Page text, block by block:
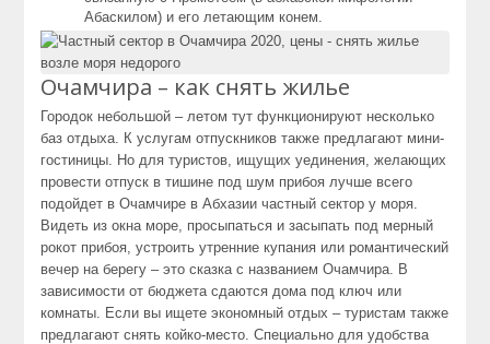
Абаскилом) и его летающим конем.
Очамчира – как снять жилье
Городок небольшой – летом тут функционируют несколько
баз отдыха. К услугам отпускников также предлагают мини-
гостиницы. Но для туристов, ищущих уединения, желающих
провести отпуск в тишине под шум прибоя лучше всего
подойдет в Очамчире в Абхазии частный сектор у моря.
Видеть из окна море, просыпаться и засыпать под мерный
рокот прибоя, устроить утренние купания или романтический
вечер на берегу – это сказка с названием Очамчира. В
зависимости от бюджета сдаются дома под ключ или
комнаты. Если вы ищете экономный отдых – туристам также
предлагают снять койко-место. Специально для удобства